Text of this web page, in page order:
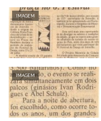
IMAGEM
IMAGEM